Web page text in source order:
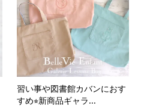
習い事や図書館カバンにおす
すめ⭐︎新商品ギャラ...